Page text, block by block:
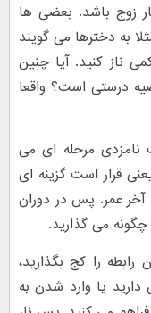
زوج باشد. بعضی ها
به دخترها می گویند
ناز کنید. آیا چنین
درستی است؟ واقعا
نامزدی مرحله ای می
قرار است گزینه ای
آخر عمر. پس در دوران
چگونه می گذارید.
رابطه را کج بگذارید،
یا وارد شدن به